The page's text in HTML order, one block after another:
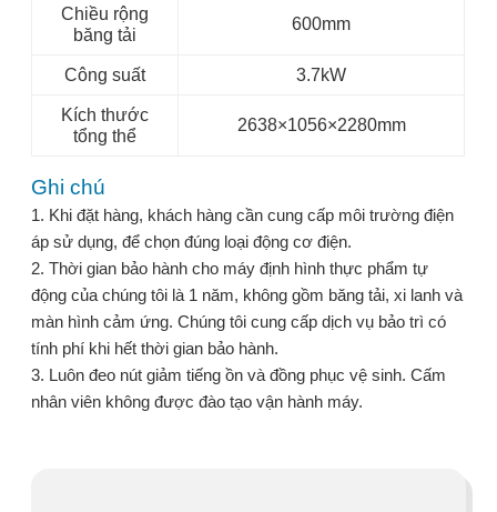
Chiều rộng
băng tải
600mm
Công suất 3.7kW
Kích thước
tổng thể
2638×1056×2280mm
Ghi chú
1. Khi đặt hàng, khách hàng cần cung cấp môi trường điện
áp sử dụng, để chọn đúng loại động cơ điện.
2. Thời gian bảo hành cho máy định hình thực phẩm tự
động của chúng tôi là 1 năm, không gồm băng tải, xi lanh và
màn hình cảm ứng. Chúng tôi cung cấp dịch vụ bảo trì có
tính phí khi hết thời gian bảo hành.
3. Luôn đeo nút giảm tiếng ồn và đồng phục vệ sinh. Cấm
nhân viên không được đào tạo vận hành máy.